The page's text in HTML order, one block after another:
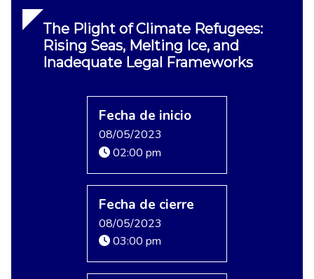
The Plight of Climate Refugees:
Rising Seas, Melting Ice, and
Inadequate Legal Frameworks
Fecha de inicio
08/05/2023
02:00 pm
Fecha de cierre
08/05/2023
03:00 pm